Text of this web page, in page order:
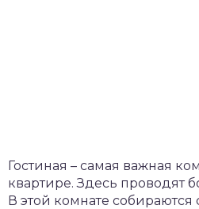
Гостиная – самая важная
квартире. Здесь проводят
В этой комнате